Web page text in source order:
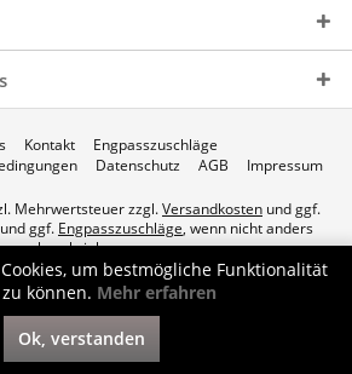
Kontakt
Engpasszuschläge
Datenschutz AGB Impressum
Mehrwertsteuer zzgl.Versandkosten und ggf.
ggf. Engpasszuschläge, wenn nicht anders
beschrieben.
GmbH - All Rights Reserved. Theme by
ThemeWare®
um bestmögliche Funktionalität
können. Mehr erfahren
Ok, verstanden